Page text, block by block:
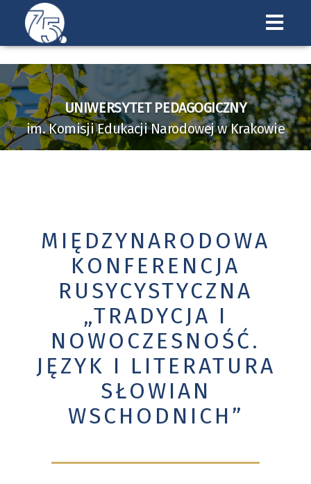
Uniwersytet
Pedagogiczny
w
Krakowie
UNIWERSYTET PEDAGOGICZNY
im. Komisji Edukacji Narodowej w Krakowie
MIĘDZYNARODOWA
KONFERENCJA
RUSYCYSTYCZNA
„TRADYCJA I
NOWOCZESNOŚĆ.
JĘZYK I LITERATURA
SŁOWIAN
WSCHODNICH”